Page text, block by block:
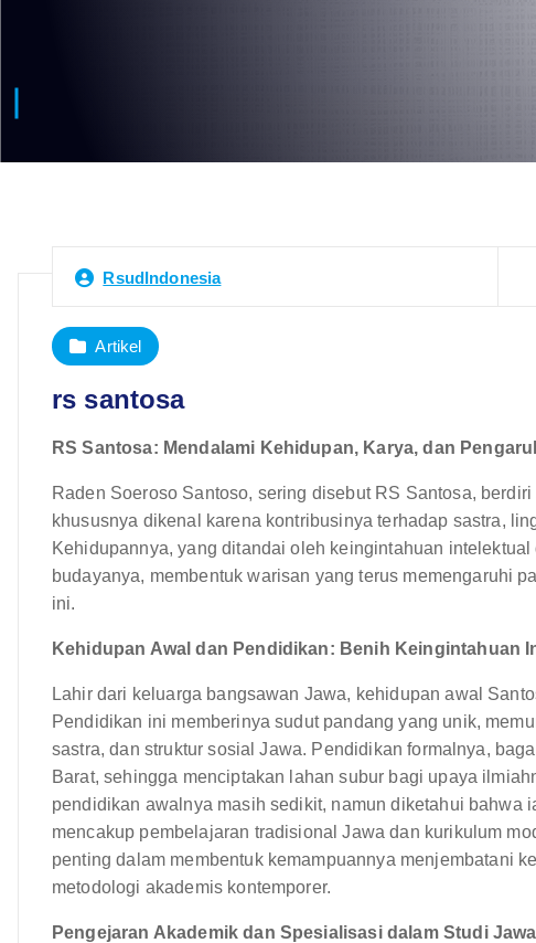
RsudIndonesia
Artikel
rs santosa
RS Santosa: Mendalami Kehidupan, Karya, dan
Raden Soeroso Santoso, sering disebut RS Santosa,
khususnya dikenal karena kontribusinya terhadap sastra,
Kehidupannya, yang ditandai oleh keingintahuan
budayanya, membentuk warisan yang terus memengaruhi
ini.
Kehidupan Awal dan Pendidikan: Benih Keingintahuan
Lahir dari keluarga bangsawan Jawa, kehidupan awal
Pendidikan ini memberinya sudut pandang yang unik,
sastra, dan struktur sosial Jawa. Pendidikan formalnya,
Barat, sehingga menciptakan lahan subur bagi upaya
pendidikan awalnya masih sedikit, namun diketahui bahwa
mencakup pembelajaran tradisional Jawa dan kurikulum
penting dalam membentuk kemampuannya menjembatani
metodologi akademis kontemporer.
Pengejaran Akademik dan Spesialisasi dalam Studi Jawa